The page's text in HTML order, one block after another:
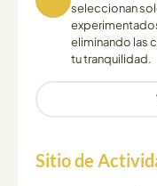
seleccionan
eliminando las
tu tranquilidad.
Sitio de